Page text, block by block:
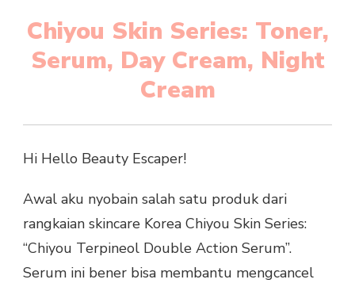
Chiyou Skin Series: Toner,
Serum, Day Cream, Night
Cream
Hi Hello Beauty Escaper!
Awal aku nyobain salah satu produk dari
rangkaian skincare Korea Chiyou Skin Series:
“Chiyou Terpineol Double Action Serum”.
Serum ini bener bisa membantu mengcancel